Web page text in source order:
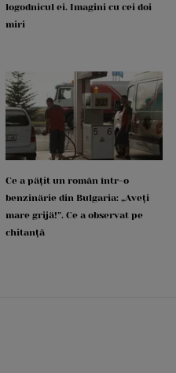
logodnicul ei. Imagini cu cei doi
miri
Ce a pățit un român într-o
benzinărie din Bulgaria: „Aveți
mare grijă!”. Ce a observat pe
chitanță